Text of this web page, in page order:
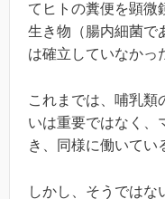
てヒトの糞便を顕微
生き物（腸内細菌で
は確立していなかっ
これまでは、哺乳類
いは重要ではなく、
き、同様に働いてい
しかし、そうではな